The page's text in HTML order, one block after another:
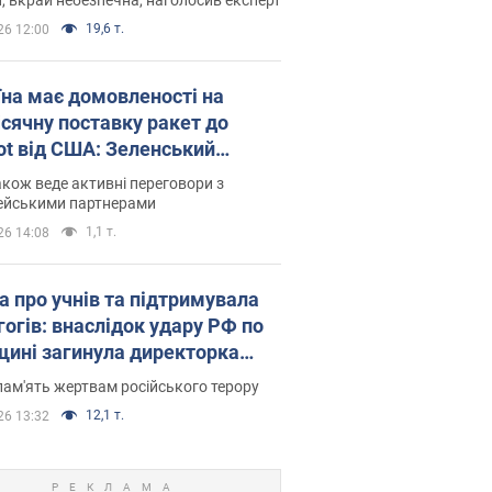
12:00 19,6 т.
має домовленості на
поставку ракет до
від США: Зеленський
подробиці
веде активні переговори з
партнерами
14:08 1,1 т.
про учнів та підтримувала
внаслідок удару РФ по
загинула директорка
ліцею, її чоловік та онук
жертвам російського терору
13:32 12,1 т.